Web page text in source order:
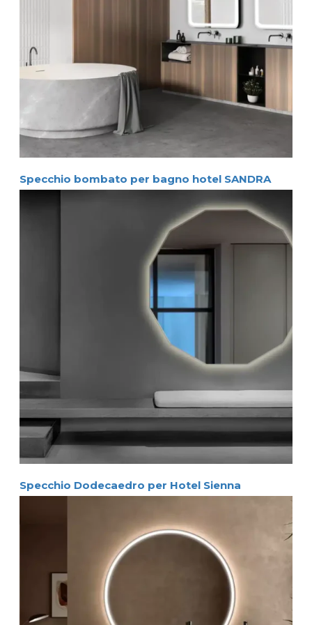
Specchio bombato per bagno hotel SANDRA
Specchio Dodecaedro per Hotel Sienna